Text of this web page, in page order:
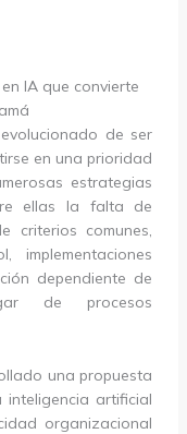
IA que convierte
de ser
en una prioridad
estrategias
ellas la falta de
criterios comunes,
dependiente de
de procesos
una propuesta
inteligencia artificial
organizacional